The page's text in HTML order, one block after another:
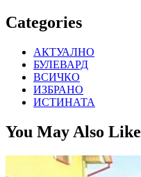
Categories
АКТУАЛНО
БУЛЕВАРД
ВСИЧКО
ИЗБРАНО
ИСТИНАТА
You May Also Like